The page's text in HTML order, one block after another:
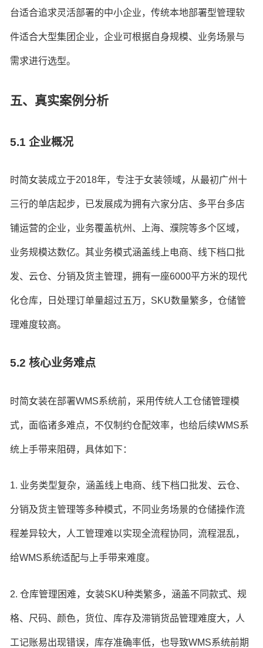
台适合追求灵活部署的中小企业，传统本地部署型管理软
件适合大型集团企业，企业可根据自身规模、业务场景与
需求进行选型。
五、真实案例分析
5.1 企业概况
时简女装成立于2018年，专注于女装领域，从最初广州十
三行的单店起步，已发展成为拥有六家分店、多平台多店
铺运营的企业，业务覆盖杭州、上海、濮院等多个区域，
业务规模达数亿。其业务模式涵盖线上电商、线下档口批
发、云仓、分销及货主管理，拥有一座6000平方米的现代
化仓库，日处理订单量超过五万，SKU数量繁多，仓储管
理难度较高。
5.2 核心业务难点
时简女装在部署WMS系统前，采用传统人工仓储管理模
式，面临诸多难点，不仅制约仓配效率，也给后续WMS系
统上手带来阻碍，具体如下：
1. 业务类型复杂，涵盖线上电商、线下档口批发、云仓、
分销及货主管理等多种模式，不同业务场景的仓储操作流
程差异较大，人工管理难以实现全流程协同，流程混乱，
给WMS系统适配与上手带来难度。
2. 仓库管理困难，女装SKU种类繁多，涵盖不同款式、规
格、尺码、颜色，货位、库存及滞销货品管理难度大，人
工记账易出现错误，库存准确率低，也导致WMS系统前期